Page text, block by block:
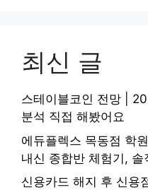
최신 글
스테이블코인 전망 |
분석 직접 해봤어요
에듀플렉스 목동점 학
내신 종합반 체험기, 솔
신용카드 해지 후 신용